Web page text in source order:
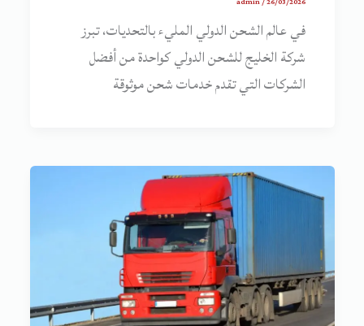
في عالم الشحن الدولي المليء بالتحديات، تبرز
شركة الخليج للشحن الدولي كواحدة من أفضل
الشركات التي تقدم خدمات شحن موثوقة